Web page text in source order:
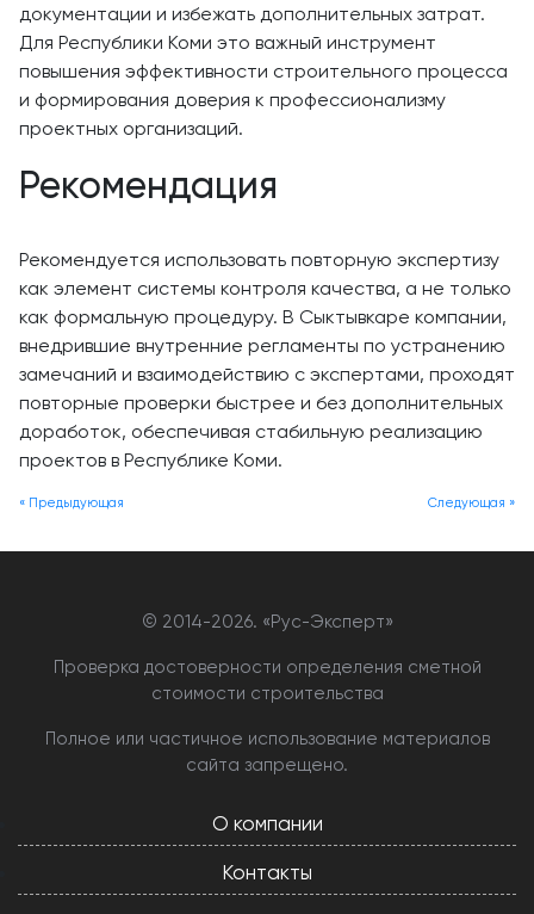
документации и избежать дополнительных затрат.
Для Республики Коми это важный инструмент
повышения эффективности строительного процесса
и формирования доверия к профессионализму
проектных организаций.
Рекомендация
Рекомендуется использовать повторную экспертизу
как элемент системы контроля качества, а не только
как формальную процедуру. В Сыктывкаре компании,
внедрившие внутренние регламенты по устранению
замечаний и взаимодействию с экспертами, проходят
повторные проверки быстрее и без дополнительных
доработок, обеспечивая стабильную реализацию
проектов в Республике Коми.
Следующая »
« Предыдующая
© 2014-2026. «Рус-Эксперт»
Проверка достоверности определения сметной
стоимости строительства
Полное или частичное использование материалов
сайта запрещено.
О компании
Контакты